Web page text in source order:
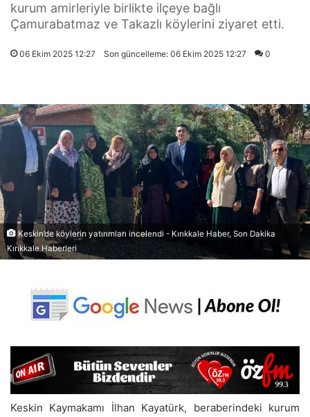
kurum amirleriyle birlikte ilçeye bağlı
Çamurabatmaz ve Takazlı köylerini ziyaret etti.
06 Ekim 2025 12:27 Son güncelleme: 06 Ekim 2025 12:27 0
Keskin’de köylerin yatırımları incelendi - Kırıkkale Haber, Son Dakika
Kırıkkale Haberleri
Keskin Kaymakamı İlhan Kayatürk, beraberindeki kurum